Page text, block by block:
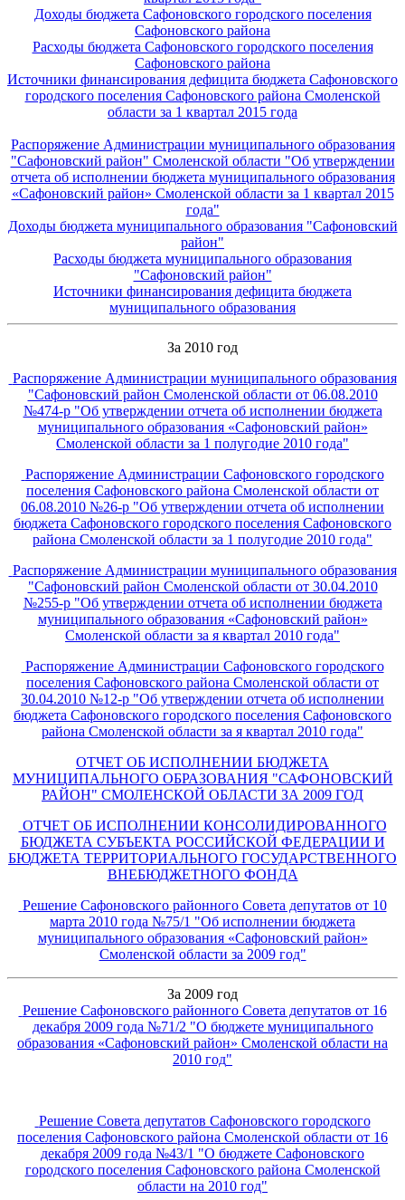
Доходы бюджета Сафоновского городского поселения
Сафоновского района
Расходы бюджета Сафоновского городского поселения
Сафоновского района
Источники финансирования дефицита бюджета Сафоновского
городского поселения Сафоновского района Смоленской
области за 1 квартал 2015 года
Распоряжение Администрации муниципального образования
"Сафоновский район" Смоленской области "Об утверждении
отчета об исполнении бюджета муниципального образования
«Сафоновский район» Смоленской области за 1 квартал 2015
года"
Доходы бюджета муниципального образования "Сафоновский
район"
Расходы бюджета муниципального образования
"Сафоновский район"
Источники финансирования дефицита бюджета
муниципального образования
За 2010 год
Распоряжение Администрации муниципального образования
"Сафоновский район Смоленской области от 06.08.2010
№474-р "Об утверждении отчета об исполнении бюджета
муниципального образования «Сафоновский район»
Смоленской области за 1 полугодие 2010 года"
Распоряжение Администрации Сафоновского городского
поселения Сафоновского района Смоленской области от
06.08.2010 №26-р "Об утверждении отчета об исполнении
бюджета Сафоновского городского поселения Сафоновского
района Смоленской области за 1 полугодие 2010 года"
Распоряжение Администрации муниципального образования
"Сафоновский район Смоленской области от 30.04.2010
№255-р "Об утверждении отчета об исполнении бюджета
муниципального образования «Сафоновский район»
Смоленской области за я квартал 2010 года"
Распоряжение Администрации Сафоновского городского
поселения Сафоновского района Смоленской области от
30.04.2010 №12-р "Об утверждении отчета об исполнении
бюджета Сафоновского городского поселения Сафоновского
района Смоленской области за я квартал 2010 года"
ОТЧЕТ ОБ ИСПОЛНЕНИИ БЮДЖЕТА
МУНИЦИПАЛЬНОГО ОБРАЗОВАНИЯ "САФОНОВСКИЙ
РАЙОН" СМОЛЕНСКОЙ ОБЛАСТИ ЗА 2009 ГОД
ОТЧЕТ ОБ ИСПОЛНЕНИИ КОНСОЛИДИРОВАННОГО
БЮДЖЕТА СУБЪЕКТА РОССИЙСКОЙ ФЕДЕРАЦИИ И
БЮДЖЕТА ТЕРРИТОРИАЛЬНОГО ГОСУДАРСТВЕННОГО
ВНЕБЮДЖЕТНОГО ФОНДА
Решение Сафоновского районного Совета депутатов от 10
марта 2010 года №75/1 "Об исполнении бюджета
муниципального образования «Сафоновский район»
Смоленской области за 2009 год"
За 2009 год
Решение Сафоновского районного Совета депутатов от 16
декабря 2009 года №71/2 "О бюджете муниципального
образования «Сафоновский район» Смоленской области на
2010 год"
Решение Совета депутатов Сафоновского городского
поселения Сафоновского района Смоленской области от 16
декабря 2009 года №43/1 "О бюджете Сафоновского
городского поселения Сафоновского района Смоленской
области на 2010 год"